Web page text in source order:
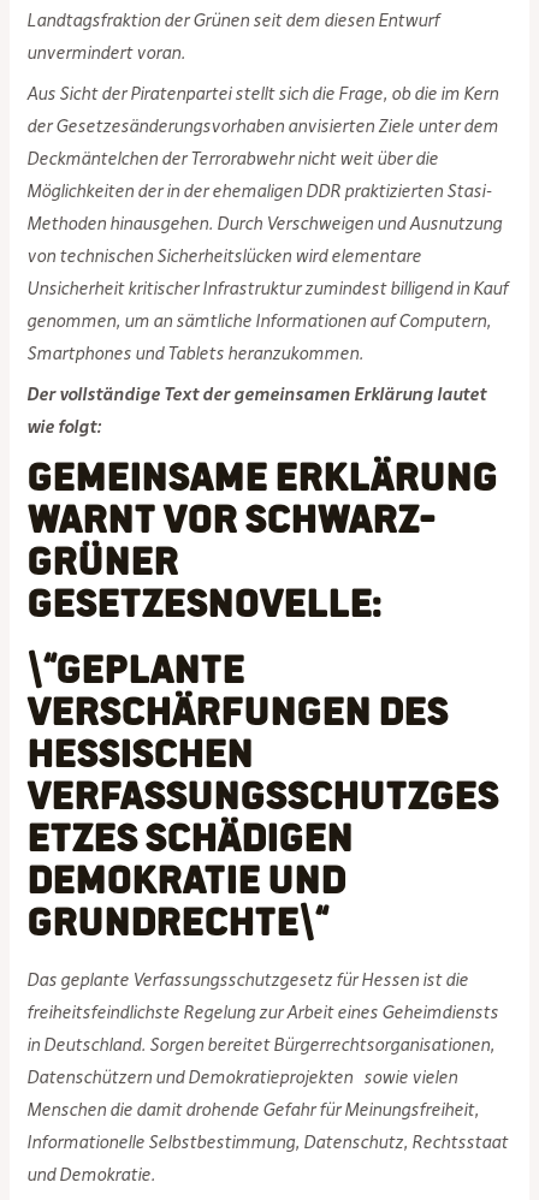
Landtagsfraktion der Grünen seit dem diesen Entwurf
unvermindert voran.
Aus Sicht der Piratenpartei stellt sich die Frage, ob die im Kern
der Gesetzesänderungsvorhaben anvisierten Ziele unter dem
Deckmäntelchen der Terrorabwehr nicht weit über die
Möglichkeiten der in der ehemaligen DDR praktizierten Stasi-
Methoden hinausgehen. Durch Verschweigen und Ausnutzung
von technischen Sicherheitslücken wird elementare
Unsicherheit kritischer Infrastruktur zumindest billigend in Kauf
genommen, um an sämtliche Informationen auf Computern,
Smartphones und Tablets heranzukommen.
Der vollständige Text der gemeinsamen Erklärung lautet
wie folgt:
Gemeinsame Erklärung
warnt vor schwarz-
grüner
Gesetzesnovelle:
\“Geplante
Verschärfungen des
hessischen
Verfassungsschutzges
etzes schädigen
Demokratie und
Grundrechte\“
Das geplante Verfassungsschutzgesetz für Hessen ist die
freiheitsfeindlichste Regelung zur Arbeit eines Geheimdiensts
in Deutschland. Sorgen bereitet Bürgerrechtsorganisationen,
Datenschützern und Demokratieprojekten sowie vielen
Menschen die damit drohende Gefahr für Meinungsfreiheit,
Informationelle Selbstbestimmung, Datenschutz, Rechtsstaat
und Demokratie.